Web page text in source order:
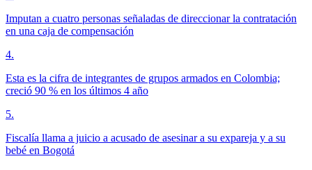
Imputan a cuatro personas señaladas de direccionar la contratación
en una caja de compensación
4.
Esta es la cifra de integrantes de grupos armados en Colombia;
creció 90 % en los últimos 4 año
5.
Fiscalía llama a juicio a acusado de asesinar a su expareja y a su
bebé en Bogotá